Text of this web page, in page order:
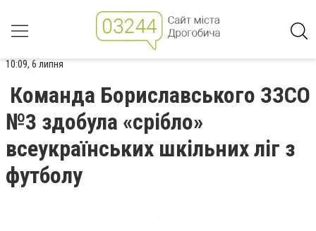
10:09, 6 липня
Команда Бориславського ЗЗСО
№3 здобула «срібло»
всеукраїнських шкільних ліг з
футболу